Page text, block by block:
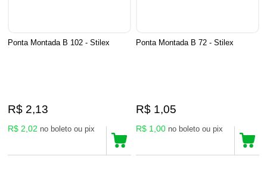
Ponta Montada B 102 - Stilex
R$ 2,13
R$ 2,02 no boleto ou pix
Ponta Montada B 72 - Stilex
R$ 1,05
R$ 1,00 no boleto ou pix